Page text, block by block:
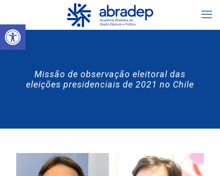
Abrir a barra de ferramentas
Missão de observação eleitoral das
eleições presidenciais de 2021 no Chile